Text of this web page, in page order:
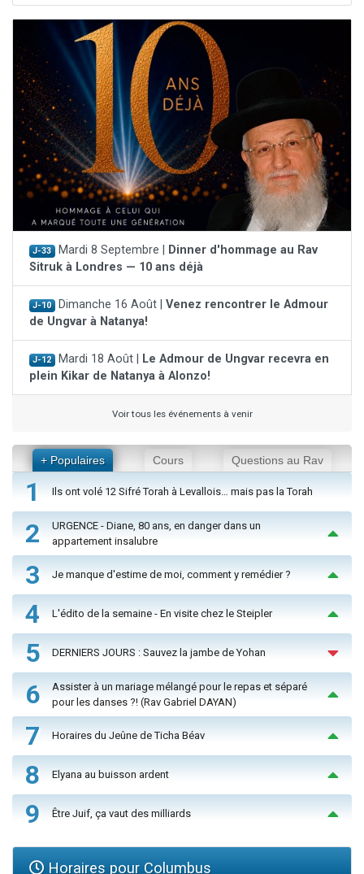
J-33 Mardi 8 Septembre |
Dinner d'hommage au Rav
Sitruk à Londres — 10 ans déjà
J-10 Dimanche 16 Août | Venez rencontrer le Admour
de Ungvar à Natanya!
J-12 Mardi 18 Août |
Le Admour de Ungvar recevra en
plein Kikar de Natanya à Alonzo!
Voir tous les événements à venir
+ Populaires Cours Questions au Rav
1 Ils ont volé 12 Sifré Torah à Levallois… mais pas la Torah
2
URGENCE - Diane, 80 ans, en danger dans un
appartement insalubre
3 Je manque d'estime de moi, comment y remédier ?
4 L'édito de la semaine - En visite chez le Steipler
5 DERNIERS JOURS : Sauvez la jambe de Yohan
6
Assister à un mariage mélangé pour le repas et séparé
pour les danses ?! (Rav Gabriel DAYAN)
7 Horaires du Jeûne de Ticha Béav
8 Elyana au buisson ardent
9 Être Juif, ça vaut des milliards
Horaires pour Columbus